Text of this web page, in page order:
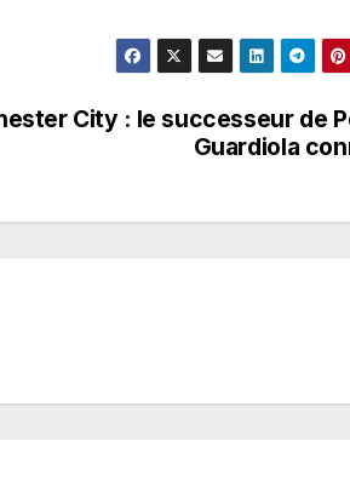
City : le successeur de
Guardiola